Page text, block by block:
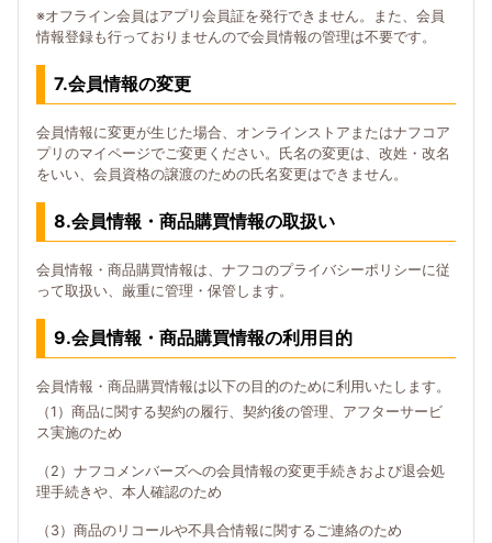
※オフライン会員はアプリ会員証を発行できません。また、会員
情報登録も行っておりませんので会員情報の管理は不要です。
7.会員情報の変更
会員情報に変更が生じた場合、オンラインストアまたはナフコア
プリのマイページでご変更ください。氏名の変更は、改姓・改名
をいい、会員資格の譲渡のための氏名変更はできません。
8.会員情報・商品購買情報の取扱い
会員情報・商品購買情報は、ナフコのプライバシーポリシーに従
って取扱い、厳重に管理・保管します。
9.会員情報・商品購買情報の利用目的
会員情報・商品購買情報は以下の目的のために利用いたします。
（1）商品に関する契約の履行、契約後の管理、アフターサービ
ス実施のため
（2）ナフコメンバーズへの会員情報の変更手続きおよび退会処
理手続きや、本人確認のため
（3）商品のリコールや不具合情報に関するご連絡のため